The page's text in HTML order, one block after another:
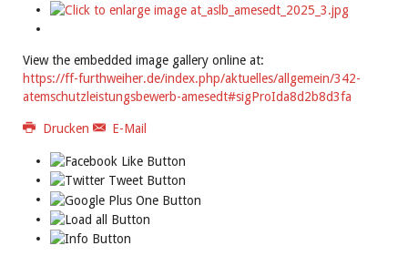
View the embedded image gallery online at:
https://ff-furthweiher.de/index.php/aktuelles/allgemein/342-
atemschutzleistungsbewerb-amesedt#sigProIda8d2b8d3fa
Drucken E-Mail